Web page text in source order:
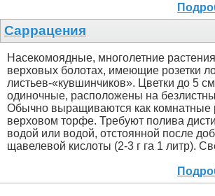
Саррацения
Насекомоядные, многолетние
верховых болотах, имеющие розетки
листьев-«кувшинчиков». Цветки до 5
одиночные, расположены на
Обычно выращиваются как комнатные
верховом торфе. Требуют полива
водой или водой, отстоянной после
щавелевой кислоты (2-3 г га 1 литр).